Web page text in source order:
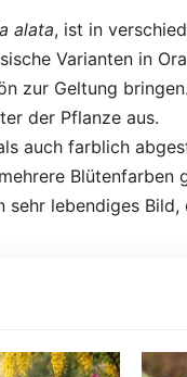
alata, ist in
Varianten in
zur Geltung
der Pflanze aus.
auch farblich
Blütenfarben
lebendiges Bild,